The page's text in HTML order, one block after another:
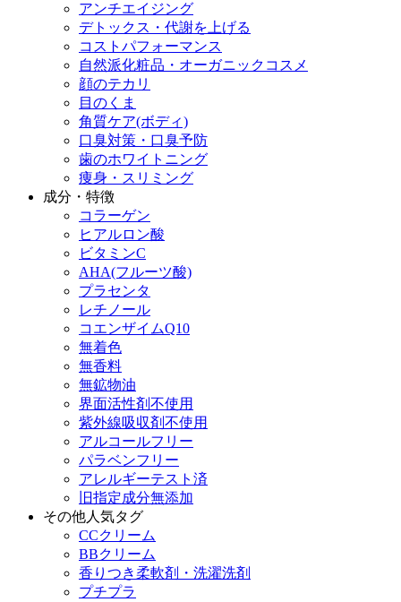
アンチエイジング
デトックス・代謝を上げる
コストパフォーマンス
自然派化粧品・オーガニックコスメ
顔のテカリ
目のくま
角質ケア(ボディ)
口臭対策・口臭予防
歯のホワイトニング
痩身・スリミング
成分・特徴
コラーゲン
ヒアルロン酸
ビタミンC
AHA(フルーツ酸)
プラセンタ
レチノール
コエンザイムQ10
無着色
無香料
無鉱物油
界面活性剤不使用
紫外線吸収剤不使用
アルコールフリー
パラベンフリー
アレルギーテスト済
旧指定成分無添加
その他人気タグ
CCクリーム
BBクリーム
香りつき柔軟剤・洗濯洗剤
プチプラ